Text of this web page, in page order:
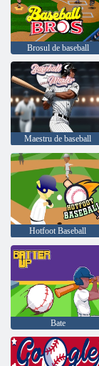
Brosul de baseball
Maestru de baseball
Hotfoot Baseball
Bate